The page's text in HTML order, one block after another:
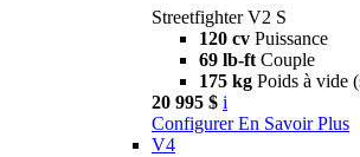
Streetfighter V2 S
120 cv Puissance
69 lb-ft Couple
175 kg Poids à vide
20 995 $ i
Configurer En Savoir Plus
V4